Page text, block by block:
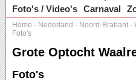
Foto's / Video's Carnaval
Home - Nederland - Noord-Brabant -
Foto's
Grote Optocht
Foto's